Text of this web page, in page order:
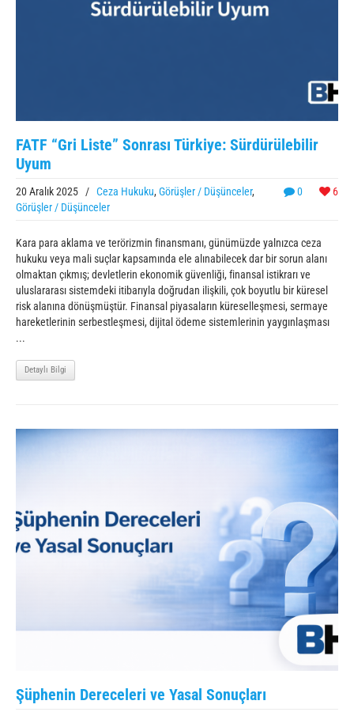
FATF “Gri Liste” Sonrası Türkiye: Sürdürülebilir
Uyum
0 6
20 Aralık 2025 / Ceza Hukuku, Görüşler / Düşünceler,
Görüşler / Düşünceler
Kara para aklama ve terörizmin finansmanı, günümüzde yalnızca ceza
hukuku veya mali suçlar kapsamında ele alınabilecek dar bir sorun alanı
olmaktan çıkmış; devletlerin ekonomik güvenliği, finansal istikrarı ve
uluslararası sistemdeki itibarıyla doğrudan ilişkili, çok boyutlu bir küresel
risk alanına dönüşmüştür. Finansal piyasaların küreselleşmesi, sermaye
hareketlerinin serbestleşmesi, dijital ödeme sistemlerinin yaygınlaşması
...
Detaylı Bilgi
Şüphenin Dereceleri ve Yasal Sonuçları